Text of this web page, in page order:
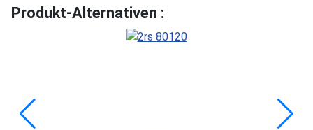
Produkt-Alternativen :